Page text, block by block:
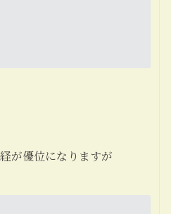
が優位になりますが